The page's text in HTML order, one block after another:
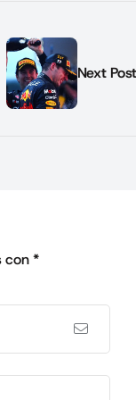
Next Post
con*